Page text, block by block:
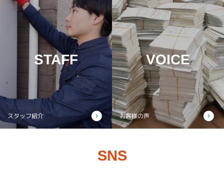
STAFF
スタッフ紹介
VOICE
お客様の声
SNS